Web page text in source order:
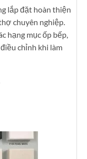
lắp đặt hoàn thiện
chuyên nghiệp.
hạng mục ốp bếp,
chỉnh khi làm